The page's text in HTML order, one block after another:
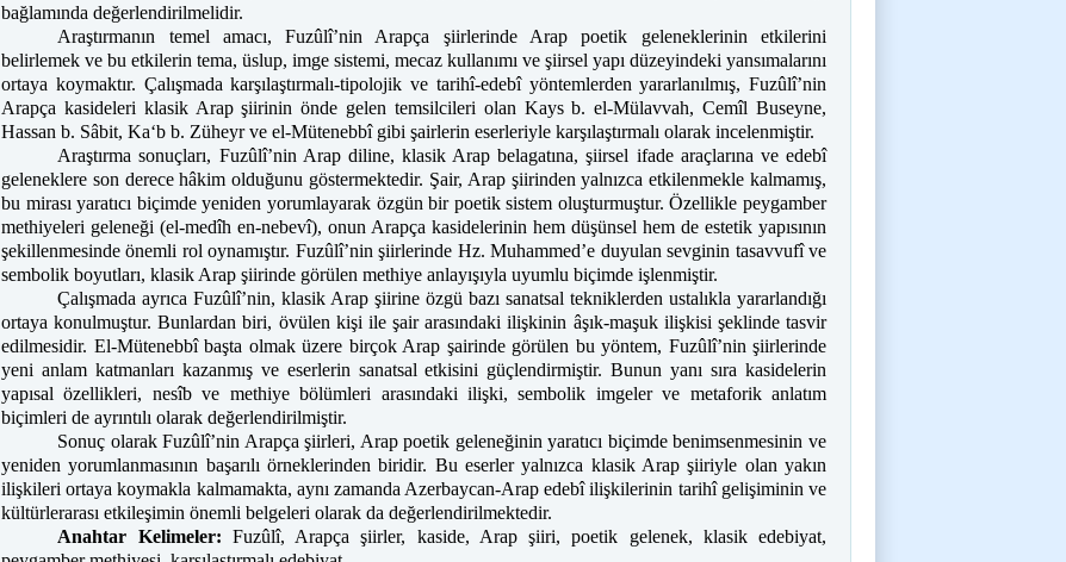
bağlamında değerlendirilmelidir.
Araştırmanın temel amacı, Fuzûlî’nin Arapça şiirlerinde Arap poetik geleneklerinin etkilerini
belirlemek ve bu etkilerin tema, üslup, imge sistemi, mecaz kullanımı ve şiirsel yapı düzeyindeki yansımalarını
ortaya koymaktır. Çalışmada karşılaştırmalı-tipolojik ve tarihî-edebî yöntemlerden yararlanılmış, Fuzûlî’nin
Arapça kasideleri klasik Arap şiirinin önde gelen temsilcileri olan Kays b. el-Mülavvah, Cemîl Buseyne,
Hassan b. Sâbit, Ka‘b b. Züheyr ve el-Mütenebbî gibi şairlerin eserleriyle karşılaştırmalı olarak incelenmiştir.
Araştırma sonuçları, Fuzûlî’nin Arap diline, klasik Arap belagatına, şiirsel ifade araçlarına ve edebî
geleneklere son derece hâkim olduğunu göstermektedir. Şair, Arap şiirinden yalnızca etkilenmekle kalmamış,
bu mirası yaratıcı biçimde yeniden yorumlayarak özgün bir poetik sistem oluşturmuştur. Özellikle peygamber
methiyeleri geleneği (el-medîh en-nebevî), onun Arapça kasidelerinin hem düşünsel hem de estetik yapısının
şekillenmesinde önemli rol oynamıştır. Fuzûlî’nin şiirlerinde Hz. Muhammed’e duyulan sevginin tasavvufî ve
sembolik boyutları, klasik Arap şiirinde görülen methiye anlayışıyla uyumlu biçimde işlenmiştir.
Çalışmada ayrıca Fuzûlî’nin, klasik Arap şiirine özgü bazı sanatsal tekniklerden ustalıkla yararlandığı
ortaya konulmuştur. Bunlardan biri, övülen kişi ile şair arasındaki ilişkinin âşık-maşuk ilişkisi şeklinde tasvir
edilmesidir. El-Mütenebbî başta olmak üzere birçok Arap şairinde görülen bu yöntem, Fuzûlî’nin şiirlerinde
yeni anlam katmanları kazanmış ve eserlerin sanatsal etkisini güçlendirmiştir. Bunun yanı sıra kasidelerin
yapısal özellikleri, nesîb ve methiye bölümleri arasındaki ilişki, sembolik imgeler ve metaforik anlatım
biçimleri de ayrıntılı olarak değerlendirilmiştir.
Sonuç olarak Fuzûlî’nin Arapça şiirleri, Arap poetik geleneğinin yaratıcı biçimde benimsenmesinin ve
yeniden yorumlanmasının başarılı örneklerinden biridir. Bu eserler yalnızca klasik Arap şiiriyle olan yakın
ilişkileri ortaya koymakla kalmamakta, aynı zamanda Azerbaycan-Arap edebî ilişkilerinin tarihî gelişiminin ve
kültürlerarası etkileşimin önemli belgeleri olarak da değerlendirilmektedir.
Anahtar Kelimeler: Fuzûlî, Arapça şiirler, kaside, Arap şiiri, poetik gelenek, klasik edebiyat,